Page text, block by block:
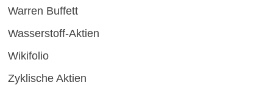
Warren Buffett
Wasserstoff-Aktien
Wikifolio
Zyklische Aktien